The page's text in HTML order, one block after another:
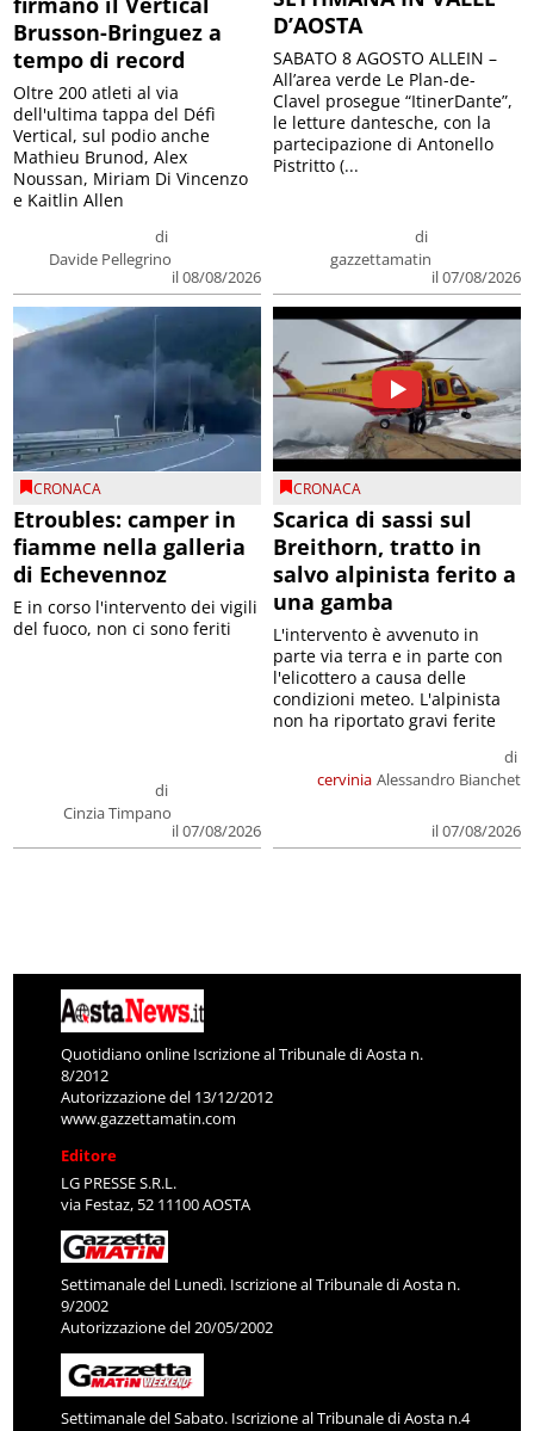
Brusson-Bringuez a
tempo di record
di
Davide Pellegrino
il 08/08/2026
Oltre 200 atleti al via
dell'ultima tappa del Défì
Vertical, sul podio anche
Mathieu Brunod, Alex
Noussan, Miriam Di Vincenzo
e Kaitlin Allen
D’AOSTA
di
gazzettamatin
il 07/08/2026
SABATO 8 AGOSTO ALLEIN –
All’area verde Le Plan-de-
Clavel prosegue “ItinerDante”,
le letture dantesche, con la
partecipazione di Antonello
Pistritto (...
CRONACA
Etroubles: camper in
fiamme nella galleria
di Echevennoz
di
Cinzia Timpano
il 07/08/2026
E in corso l'intervento dei vigili
del fuoco, non ci sono feriti
CRONACA
Scarica di sassi sul
Breithorn, tratto in
salvo alpinista ferito a
una gamba
cervinia
di
Alessandro Bianchet
il 07/08/2026
L'intervento è avvenuto in
parte via terra e in parte con
l'elicottero a causa delle
condizioni meteo. L'alpinista
non ha riportato gravi ferite
Quotidiano online Iscrizione al Tribunale di Aosta n.
8/2012
Autorizzazione del 13/12/2012
www.gazzettamatin.com
Editore
LG PRESSE S.R.L.
via Festaz, 52 11100 AOSTA
Settimanale del Lunedì. Iscrizione al Tribunale di Aosta n.
9/2002
Autorizzazione del 20/05/2002
Settimanale del Sabato. Iscrizione al Tribunale di Aosta n.4